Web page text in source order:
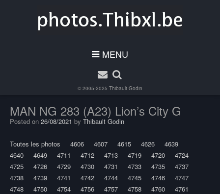
MENU
© 2005-2025 Thibault Godin
MAN NG 283 (A23) Lion’s City G
Posted on 26/08/2021 by Thibault Godin
Toutes les photos 4606 4607 4615 4626
4639
4640
4649 4711 4712 4713 4719 4720
4724
4725
4726 4729 4730 4731 4733 4735
4737
4738
4739 4741 4742 4744 4745 4746
4747
4748
4750 4754 4756 4757 4758 4760
4761